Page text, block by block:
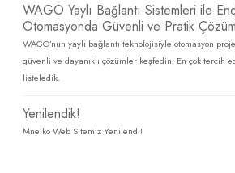
WAGO Yaylı Bağlantı Sistemleri ile
Otomasyonda Güvenli ve Pratik
WAGO’nun yaylı bağlantı teknolojisiyle otomasyon
güvenli ve dayanıklı çözümler keşfedin. En çok tercih
listeledik.
Yenilendik!
Mnelko Web Sitemiz Yenilendi!